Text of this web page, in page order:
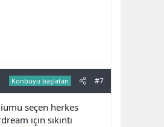
Konbuyu başlatan #7
seçen herkes
için sıkıntı